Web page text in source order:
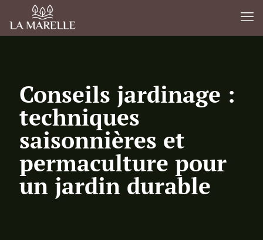
Conseils jardinage :
techniques
saisonnières et
permaculture pour
un jardin durable